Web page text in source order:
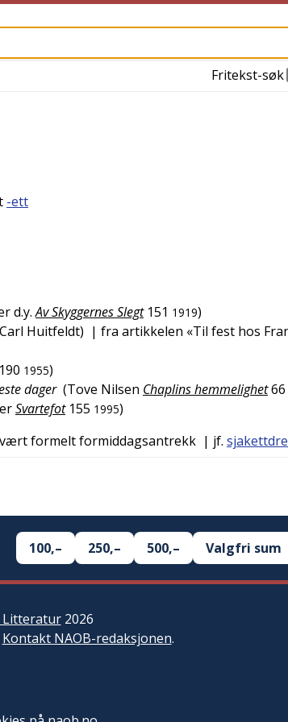
Fritekst-søk
-ett
d.y. Av Skyggernes Slegt 151 1919)
Carl Huitfeldt) | fra artikkelen «Til fest hos
190 1955)
dager (Tove Nilsen Chaplins hemmelighet66
Svartefot 155 1995)
formelt formiddagsantrekk | jf.
100,– 250,– 500,– Valgfri sum
Litteratur2026
Kontakt NAOB-redaksjonen.